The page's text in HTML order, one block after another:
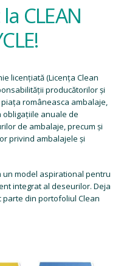
CLEAN
licențiată (Licența Clean
producătorilor și
româneasca ambalaje,
anuale de
de ambalaje, precum și
privind ambalajele și
un model aspirational pentru
integrat al deseurilor. Deja
parte din portofoliul Clean